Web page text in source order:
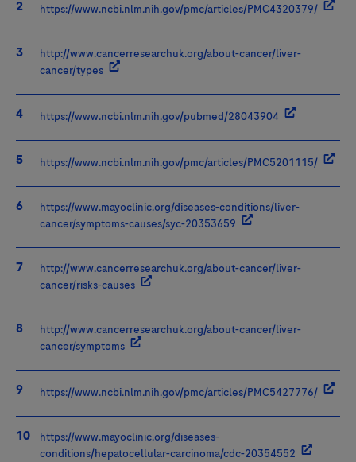
https://www.ncbi.nlm.nih.gov/pmc/articles/PMC4320379/
http://www.cancerresearchuk.org/about-cancer/liver-
cancer/types
https://www.ncbi.nlm.nih.gov/pubmed/28043904
https://www.ncbi.nlm.nih.gov/pmc/articles/PMC5201115/
https://www.mayoclinic.org/diseases-conditions/liver-
cancer/symptoms-causes/syc-20353659
http://www.cancerresearchuk.org/about-cancer/liver-
cancer/risks-causes
http://www.cancerresearchuk.org/about-cancer/liver-
cancer/symptoms
https://www.ncbi.nlm.nih.gov/pmc/articles/PMC5427776/
https://www.mayoclinic.org/diseases-
conditions/hepatocellular-carcinoma/cdc-20354552